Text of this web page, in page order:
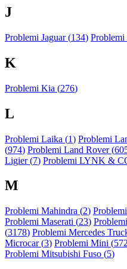
J
Problemi Jaguar (134) Problemi
K
Problemi Kia (276)
L
Problemi Laika (1) Problemi
(974) Problemi Land Rover (
Ligier (7) Problemi LYNK &
M
Problemi Mahindra (2)
Problemi Maserati (23)
(3178) Problemi Mercedes
Microcar (3) Problemi Mini (572
Problemi Mitsubishi Fuso (5)